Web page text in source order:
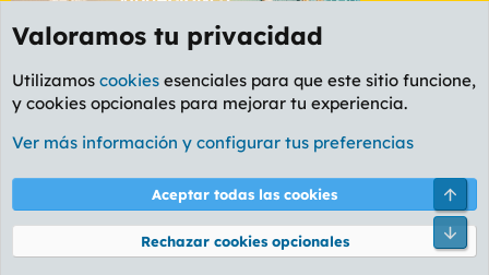
Foro General
Cookies
PL OLDSTYLE AMARILLO
Términos y reglas Política de privacidad Ayuda
Community platform by XenForo® © 2010-2026 XenForo Ltd.
Valoramos tu privacidad
Utilizamos cookies esenciales para que este sitio funcione,
y cookies opcionales para mejorar tu experiencia.
Ver más información y configurar tus preferencias
Aceptar todas las cookies
Rechazar cookies opcionales
Pie